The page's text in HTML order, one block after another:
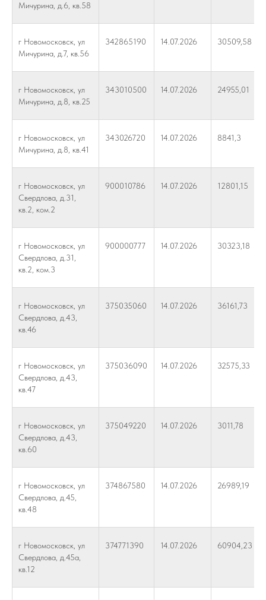
Мичурина, д.6, кв.58
г Новомосковск, ул
Мичурина, д.7, кв.56
342865190 14.07.2026 30509,58
г Новомосковск, ул
Мичурина, д.8, кв.25
343010500 14.07.2026 24955,01
г Новомосковск, ул
Мичурина, д.8, кв.41
343026720 14.07.2026 8841,3
г Новомосковск, ул
Свердлова, д.31,
кв.2, ком.2
900010786 14.07.2026 12801,15
г Новомосковск, ул
Свердлова, д.31,
кв.2, ком.3
900000777 14.07.2026 30323,18
г Новомосковск, ул
Свердлова, д.43,
кв.46
375035060 14.07.2026 36161,73
г Новомосковск, ул
Свердлова, д.43,
кв.47
375036090 14.07.2026 32575,33
г Новомосковск, ул
Свердлова, д.43,
кв.60
375049220 14.07.2026 3011,78
г Новомосковск, ул
Свердлова, д.45,
кв.48
374867580 14.07.2026 26989,19
г Новомосковск, ул
Свердлова, д.45а,
кв.12
374771390 14.07.2026 60904,23